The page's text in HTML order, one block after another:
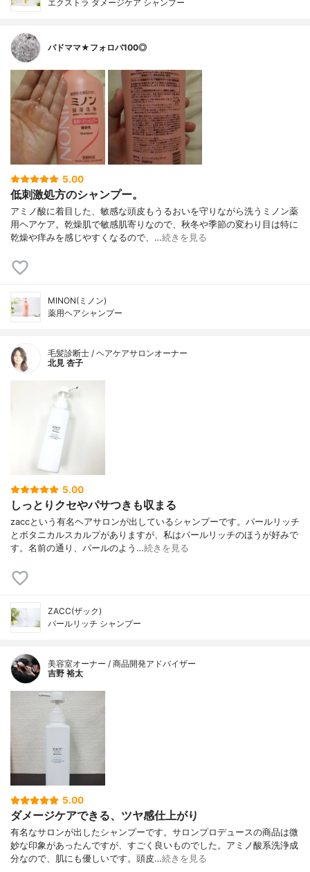
エクストラ ダメージケア シャンプー
バドママ★フォロバ100◎
5.00
低刺激処方のシャンプー。
アミノ酸に着目した、敏感な頭皮もうるおいを守りながら洗うミノン薬
用ヘアケア。乾燥肌で敏感肌寄りなので、秋冬や季節の変わり目は特に
乾燥や痒みを感じやすくなるので、…続きを見る
MINON(ミノン)
薬用ヘアシャンプー
毛髪診断士 / ヘアケアサロンオーナー
北見 杏子
5.00
しっとりクセやパサつきも収まる
zaccという有名ヘアサロンが出しているシャンプーです。パールリッチ
とボタニカルスカルプがありますが、私はパールリッチのほうが好みで
す。名前の通り、パールのよう…続きを見る
ZACC(ザック)
パールリッチ シャンプー
美容室オーナー / 商品開発アドバイザー
吉野 裕太
5.00
ダメージケアできる、ツヤ感仕上がり
有名なサロンが出したシャンプーです。サロンプロデュースの商品は微
妙な印象があったんですが、すごく良いものでした。アミノ酸系洗浄成
分なので、肌にも優しいです。頭皮…続きを見る